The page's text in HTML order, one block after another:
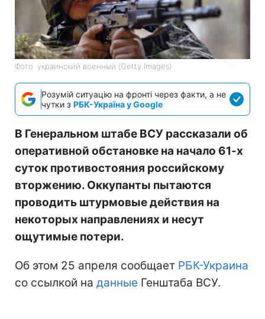
Фото: украинский военный (Getty Images)
Розумій ситуацію на фронті через факти, а не
чутки з РБК-Україна у Google
В Генеральном штабе ВСУ рассказали об
оперативной обстановке на начало 61-х
суток противостояния российскому
вторжению. Оккупанты пытаются
проводить штурмовые действия на
некоторых направлениях и несут
ощутимые потери.
Об этом 25 апреля сообщает РБК-Украина
со ссылкой на данные Генштаба ВСУ.